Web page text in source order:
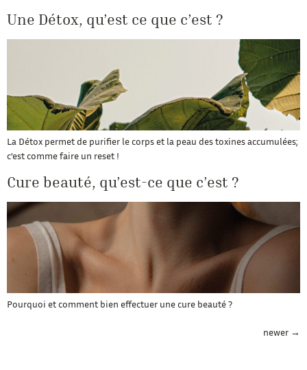
Une Détox, qu’est ce que c’est ?
La Détox permet de purifier le corps et la peau des toxines accumulées;
c’est comme faire un reset !
Cure beauté, qu’est-ce que c’est ?
Pourquoi et comment bien effectuer une cure beauté ?
newer →